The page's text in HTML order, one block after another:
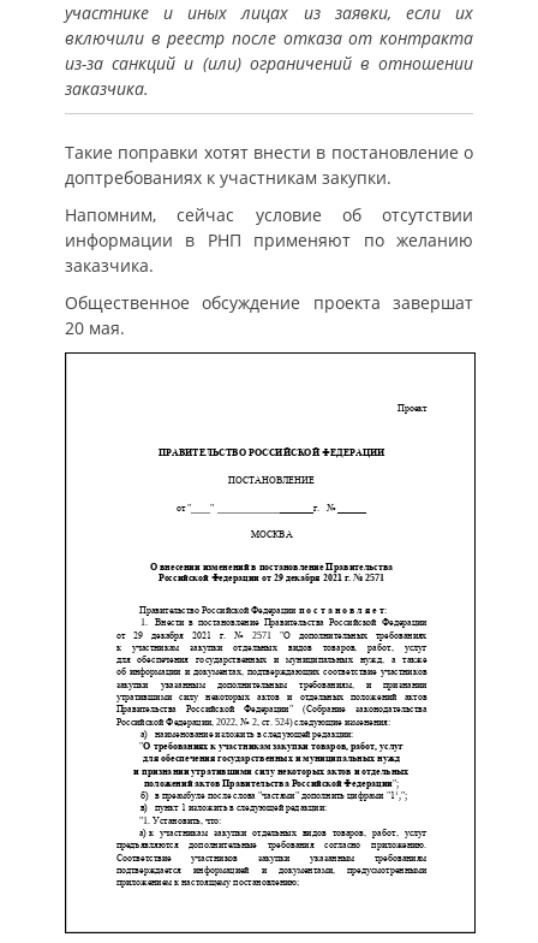
участнике и иных лицах из заявки, если их
включили в реестр после отказа от контракта
из-за санкций и (или) ограничений в отношении
заказчика.
Такие поправки хотят внести в постановление о
доптребованиях к участникам закупки.
Напомним, сейчас условие об отсутствии
информации в РНП применяют по желанию
заказчика.
Общественное обсуждение проекта завершат
20 мая.